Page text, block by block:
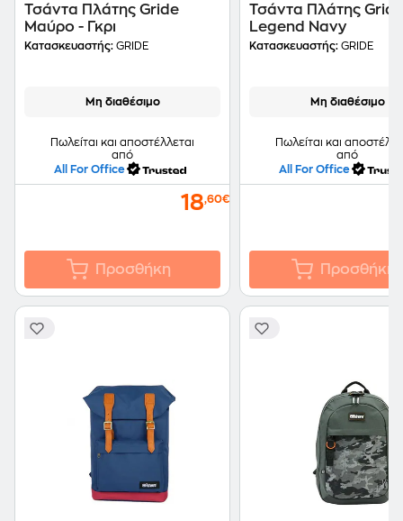
Τσάντα Πλάτης Gride
Μαύρο - Γκρι
Κατασκευαστής: GRIDE
Μη διαθέσιμο
Πωλείται και αποστέλλεται
από
All For Office
18,60€
Προσθήκη
Τσάντα Πλάτης
Legend Navy
Κατασκευαστής: GRIDE
Μη διαθέσιμο
Πωλείται και
από
All For Office
Προσθήκη